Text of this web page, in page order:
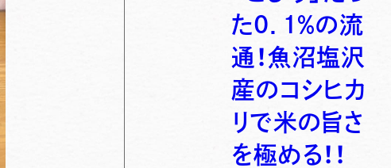
た0．1％の流
通！魚沼塩沢
産のコシヒカ
リで米の旨さ
を極める！！